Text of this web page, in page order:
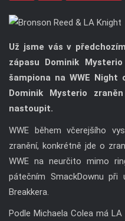
Už jsme vás v
zápasu Dominik
šampiona na WWE Night
Dominik Mysterio
nastoupit.
WWE během včerejšího
zranění, konkrétně jde o
WWE na neurčito mimo
pátečním SmackDownu při
Breakkera.
Podle Michaela Colea má